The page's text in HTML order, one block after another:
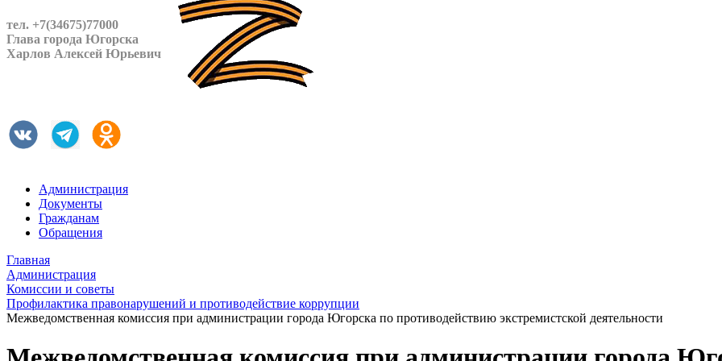
тел. +7(34675)77000
Глава города Югорска
Харлов Алексей Юрьевич
Администрация
Документы
Гражданам
Обращения
Главная
Администрация
Комиссии и советы
Профилактика правонарушений и противодействие коррупции
Межведомственная комиссия при администрации города Югорска по противодействию экстремистской деятельности